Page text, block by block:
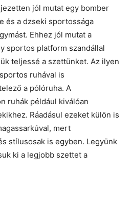
jól mutat egy bomber
és a dzseki sportossága
Ehhez jól mutat a
sportos platform szandállal
teljessé a szettünket. Az ilyen
ruhával is
a pólóruha. A
ruhák például kiválóan
Ráadásul ezeket külön is
mert
stílusosak is egyben. Legyünk
ki a legjobb szettet a